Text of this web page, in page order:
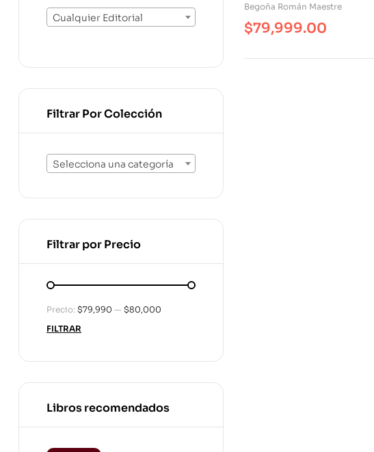
Begoña Román Maestre
$79,999.00
Cualquier Editorial
Filtrar Por Colección
Selecciona una categoría
Filtrar por Precio
FILTRAR
Precio: $79,990 — $80,000
Libros recomendados